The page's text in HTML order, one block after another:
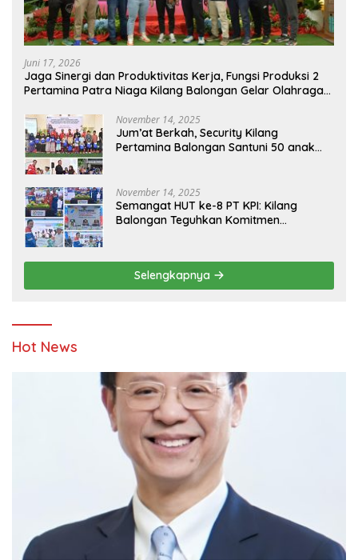
Juni 17, 2026
Jaga Sinergi dan Produktivitas Kerja, Fungsi Produksi 2
Pertamina Patra Niaga Kilang Balongan Gelar Olahraga
November 14, 2025
Jum’at Berkah, Security Kilang
Pertamina Balongan Santuni 50 anak
November 14, 2025
Semangat HUT ke-8 PT KPI: Kilang
Balongan Teguhkan Komitmen
Pendidikan
Selengkapnya
Hot News